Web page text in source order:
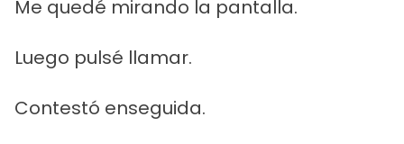
Me quedé mirando la pantalla.
Luego pulsé llamar.
Contestó enseguida.